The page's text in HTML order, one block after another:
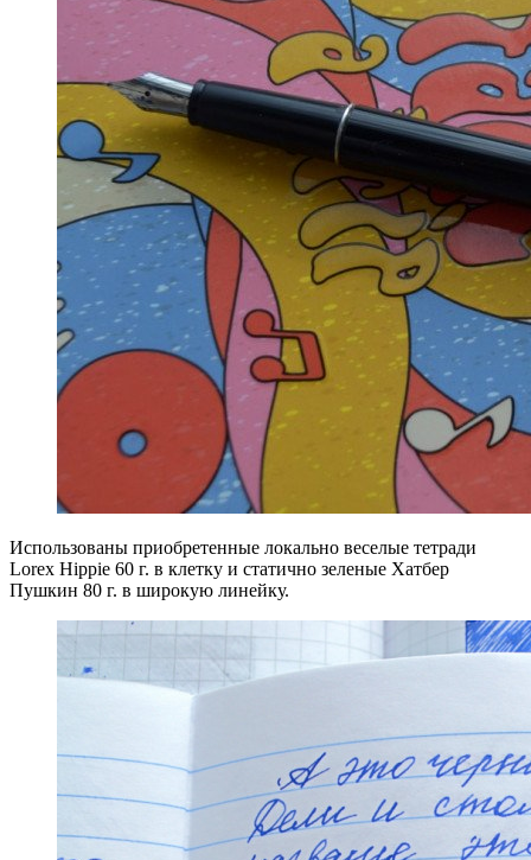
Использованы приобретенные локально веселые тетради
Lorex Hippie 60 г. в клетку и статично зеленые Хатбер
Пушкин 80 г. в широкую линейку.